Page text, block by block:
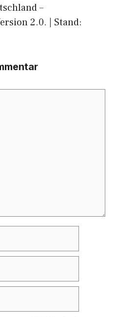
–
2.0. | Stand: